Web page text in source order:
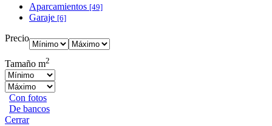
Aparcamientos [49]
Garaje [6]
Precio
Tamaño m2
Con fotos
De bancos
Cerrar